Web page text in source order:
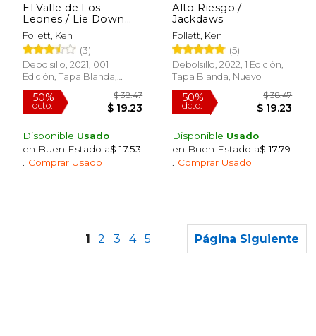
El Valle de Los
Leones / Lie Down
with Lions
Follett, Ken
(3)
Debolsillo, 2021, 001
Edición, Tapa Blanda,
Nuevo
Disponible Usado
en Buen Estado a$ 17.53
Comprar Usado
Alto Riesgo /
Jackdaws
Follett, Ken
(5)
Debolsillo, 2022, 1 Edición,
Tapa Blanda, Nuevo
Disponible Usado
en Buen Estado a$ 17.79
Comprar Usado
1 2 3 4 5 Página Siguiente